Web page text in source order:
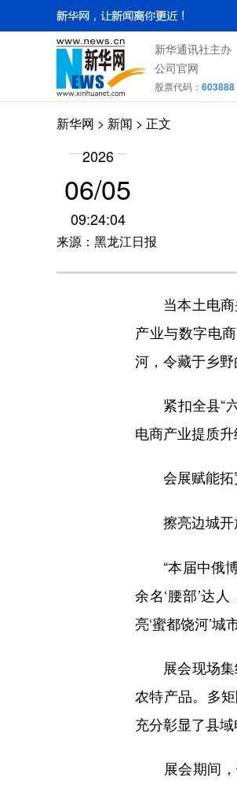
新华通讯社主办
公司官网
股票代码： 603888
新华网 > 新闻 > 正文
2026
06/05
09:24:04
来源：黑龙江日报
当本土电商
产业与数字电
河，令藏于乡野
紧扣全县“六
电商产业提质升
会展赋能
擦亮边城开
“本届中俄博
余名‘腰部’达
亮‘蜜都饶河’城
展会现场集
农特产品。多
充分彰显了县
展会期间，